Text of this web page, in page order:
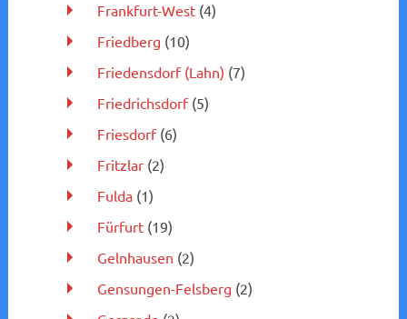
Frankfurt-West(4)
Friedberg (10)
Friedensdorf (Lahn) (7)
Friedrichsdorf(5)
Friesdorf(6)
Fritzlar(2)
Fulda(1)
Fürfurt(19)
Gelnhausen (2)
Gensungen-Felsberg (2)